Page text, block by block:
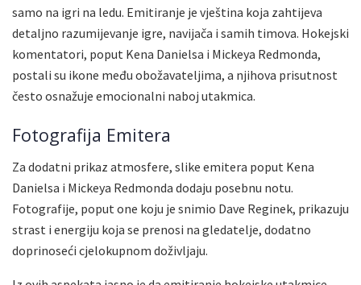
samo na igri na ledu. Emitiranje je vještina koja zahtijeva
detaljno razumijevanje igre, navijača i samih timova. Hokejski
komentatori, poput Kena Danielsa i Mickeya Redmonda,
postali su ikone među obožavateljima, a njihova prisutnost
često osnažuje emocionalni naboj utakmica.
Fotografija Emitera
Za dodatni prikaz atmosfere, slike emitera poput Kena
Danielsa i Mickeya Redmonda dodaju posebnu notu.
Fotografije, poput one koju je snimio Dave Reginek, prikazuju
strast i energiju koja se prenosi na gledatelje, dodatno
doprinoseći cjelokupnom doživljaju.